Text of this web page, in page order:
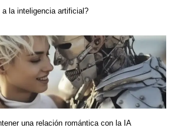
la inteligencia artificial?
una relación romántica con la IA